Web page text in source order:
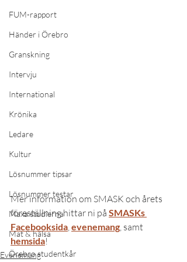
FUM-rapport
Händer i Örebro
Granskning
Intervju
International
Krönika
Ledare
Kultur
Lösnummer tipsar
Lösnummer testar
Maxa studierna
Mat & hälsa
Örebro studentkår
Mer information om SMASK och årets
föreställning hittar ni på SMASKs
Facebooksida, evenemang, samt
hemsida!
Evenemang